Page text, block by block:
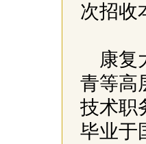
次招收
康复
青等高
技术职
毕业于